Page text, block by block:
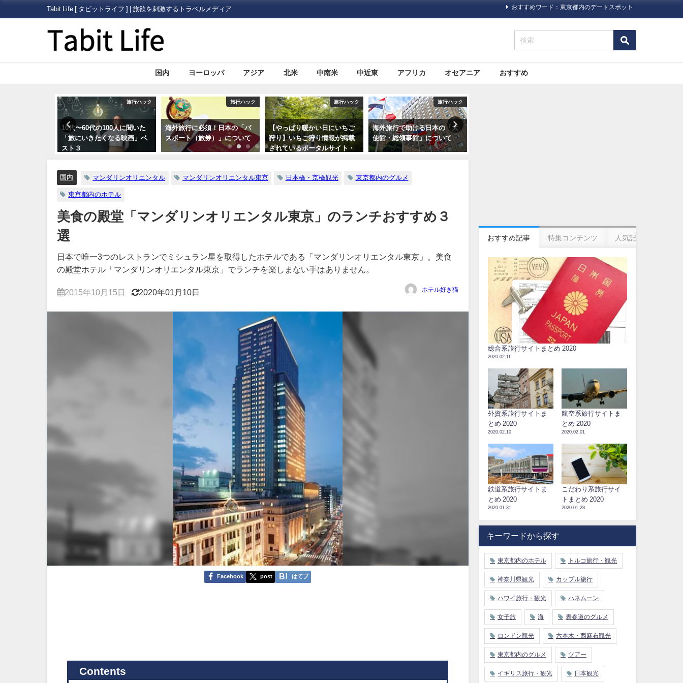
Tabit Life [ タビットライフ ] | 旅欲を刺激するトラベルメディア おすすめワード：東京都内のデートスポット
国内 ヨーロッパ アジア 北米 中南米 中近東 アフリカ オセアニア おすすめ
旅行ハック
海外旅行に必須！日本の「パ
スポート（旅券）」について
旅行ハック
【やっぱり暖かい日にいちご
狩り】いちご狩り情報が掲載
されているポータルサイト・
情報サイトまとめ5つ
旅行ハック
海外旅行で助ける日本の「大
使館・総領事館」について
旅行ハック
格安航空サービス「LCC」っ
て何だろう？
国内 マンダリンオリエンタル マンダリンオリエンタル東京 日本橋・京橋観光 東京都内のグルメ
東京都内のホテル
美食の殿堂「マンダリンオリエンタル東京」のランチおすすめ３
選
日本で唯一3つのレストランでミシュラン星を取得したホテルである「マンダリンオリエンタル東京」。美食
の殿堂ホテル「マンダリンオリエンタル東京」でランチを楽しまない手はありません。
2015年10月15日 2020年01月10日 ホテル好き猫
Facebook post はてブ
Contents
おすすめ記事 特集コンテンツ 人気記事
総合系旅行サイトまとめ 2020
2020.02.11
外資系旅行サイトま
とめ 2020
2020.02.10
航空系旅行サイトま
とめ 2020
2020.02.01
鉄道系旅行サイトま
とめ 2020
2020.01.31
こだわり系旅行サイ
トまとめ 2020
2020.01.28
キーワードから探す
東京都内のホテル トルコ旅行・観光
神奈川県観光 カップル旅行
ハワイ旅行・観光 ハネムーン
女子旅 海 表参道のグルメ
ロンドン観光 六本木・西麻布観光
東京都内のグルメ ツアー
イギリス旅行・観光 日本観光